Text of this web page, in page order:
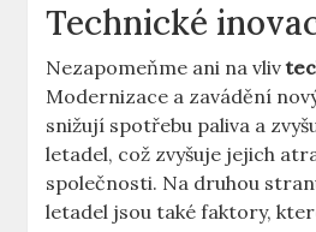
Technické
Nezapomeňme ‍ani na vliv
Modernizace a zavádění
snižují spotřebu paliva a
letadel, což zvyšuje jejich
společnosti. Na druhou
letadel jsou také faktory,